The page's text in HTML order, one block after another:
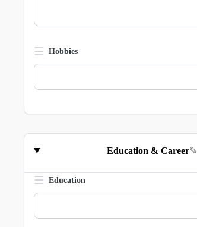
☰ Hobbies
Education & Career✎
☰ Education